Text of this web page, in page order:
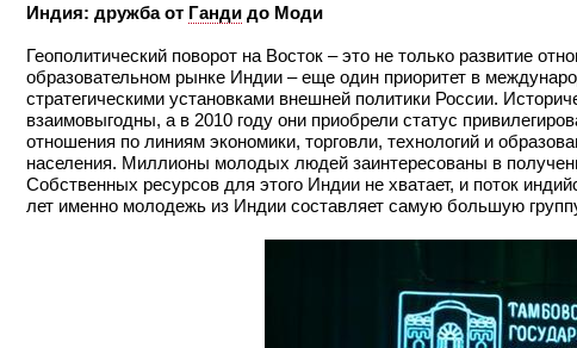
Индия: дружба от Ганди до Моди
Геополитический поворот на Восток – это не только развитие
образовательном рынке Индии – еще один приоритет в
стратегическими установками внешней политики России.
взаимовыгодны, а в 2010 году они приобрели статус
отношения по линиям экономики, торговли, технологий и
населения. Миллионы молодых людей заинтересованы в
Собственных ресурсов для этого Индии не хватает, и поток
лет именно молодежь из Индии составляет самую большую